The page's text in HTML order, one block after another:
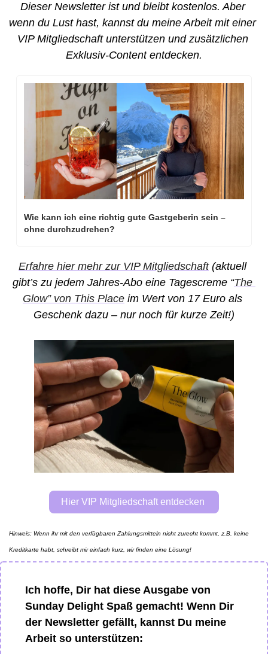
Dieser Newsletter ist und bleibt kostenlos. Aber
wenn du Lust hast, kannst du meine Arbeit mit einer
VIP Mitgliedschaft unterstützen und zusätzlichen
Exklusiv-Content entdecken.
Wie kann ich eine richtig gute Gastgeberin sein –
ohne durchzudrehen?
Erfahre hier mehr zur VIP Mitgliedschaft (aktuell
gibt’s zu jedem Jahres-Abo eine Tagescreme “The
Glow” von This Place im Wert von 17 Euro als
Geschenk dazu – nur noch für kurze Zeit!)
Hier VIP Mitgliedschaft entdecken
Hinweis: Wenn ihr mit den verfügbaren Zahlungsmitteln nicht zurecht kommt, z.B. keine
Kreditkarte habt, schreibt mir einfach kurz, wir finden eine Lösung!
Ich hoffe, Dir hat diese Ausgabe von
Sunday Delight Spaß gemacht! Wenn Dir
der Newsletter gefällt, kannst Du meine
Arbeit so unterstützen: